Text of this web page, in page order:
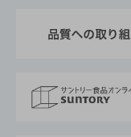
採用情報